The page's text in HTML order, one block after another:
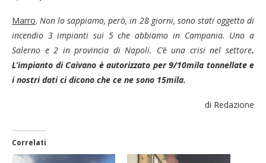
Marro.Non lo sappiamo, però, in 28 giorni, sono stati oggetto di
incendio 3 impianti sui 5 che abbiamo in Campania. Uno a
Salerno e 2 in provincia di Napoli. C’è una crisi nel settore.
L’impianto di Caivano è autorizzato per 9/10mila tonnellate e
i nostri dati ci dicono che ce ne sono 15mila.
di Redazione
Correlati